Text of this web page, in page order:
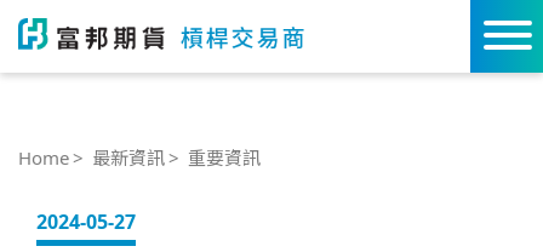
Home 最新資訊 重要資訊
2024-05-27